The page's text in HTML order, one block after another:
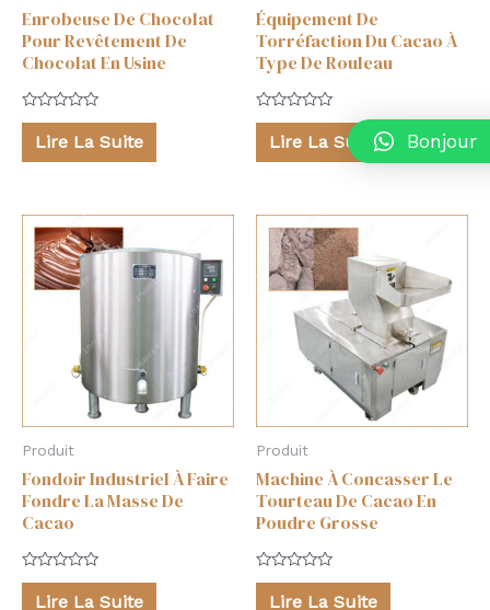
Enrobeuse De Chocolat
Pour Revêtement De
Chocolat En Usine
Note
sur
5
Lire La Suite
Équipement De
Torréfaction Du Cacao À
Type De Rouleau
Note
sur
5
Lire La Suite
Produit
Fondoir Industriel À Faire
Fondre La Masse De
Cacao
Note
Lire La Suite
Produit
Machine À Concasser Le
Tourteau De Cacao En
Poudre Grosse
Note
Lire La Suite
Bonjour